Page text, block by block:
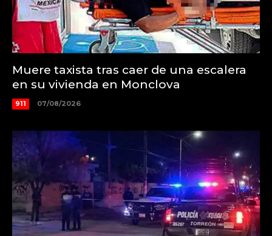
Muere taxista tras caer de una escalera
en su vivienda en Monclova
911 07/08/2026